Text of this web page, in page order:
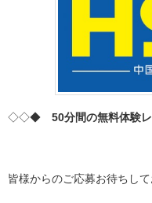
◇◇◆ 50分間の無料体験
皆様からのご応募お待ちして